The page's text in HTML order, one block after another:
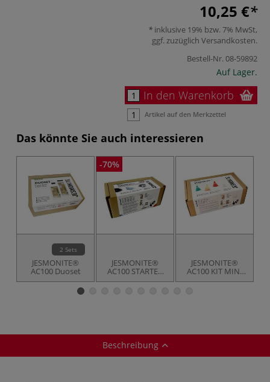
10,25 €
inklusive 19% bzw. 7% MwSt,
ggf. zuzüglich Versandkosten.
Bestell-Nr.08-59892
Auf Lager.
In den Warenkorb
Artikel auf den Merkzettel
Das könnte Sie auch interessieren
2 Sets
JESMONITE®
AC100 Duoset
-70%
JESMONITE®
AC100 STARTER
KIT, Dekoschale
JESMONITE®
AC100 KIT MINI
25,
Beschreibung